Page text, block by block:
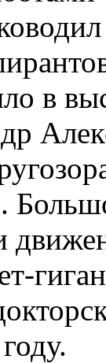
в